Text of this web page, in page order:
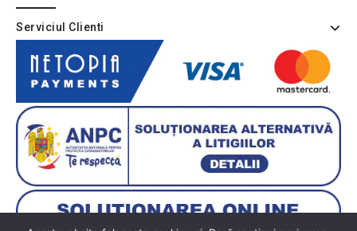
Serviciul Clienti